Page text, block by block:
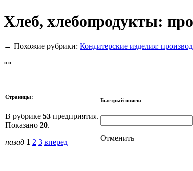
Хлеб, хлебопродукты:
→ Похожие рубрики: Кондитерские изделия:
Страницы:
В рубрике 53 предприятия.
Показано 20.
назад 1 2 3 вперед
Быстрый поиск:
Отменить